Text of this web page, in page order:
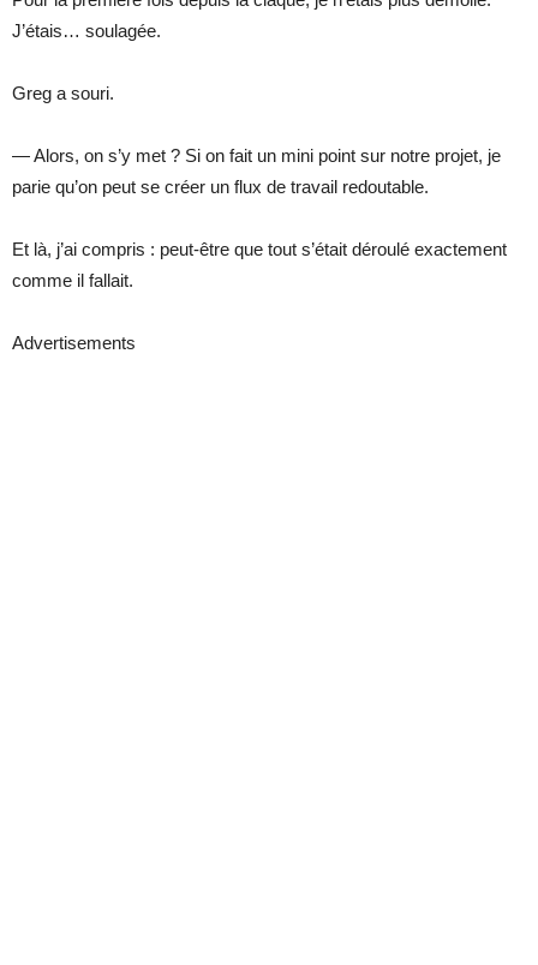
J’étais… soulagée.
Greg a souri.
— Alors, on s’y met ? Si on fait un mini point sur notre projet, je
parie qu’on peut se créer un flux de travail redoutable.
Et là, j’ai compris : peut-être que tout s’était déroulé exactement
comme il fallait.
Advertisements